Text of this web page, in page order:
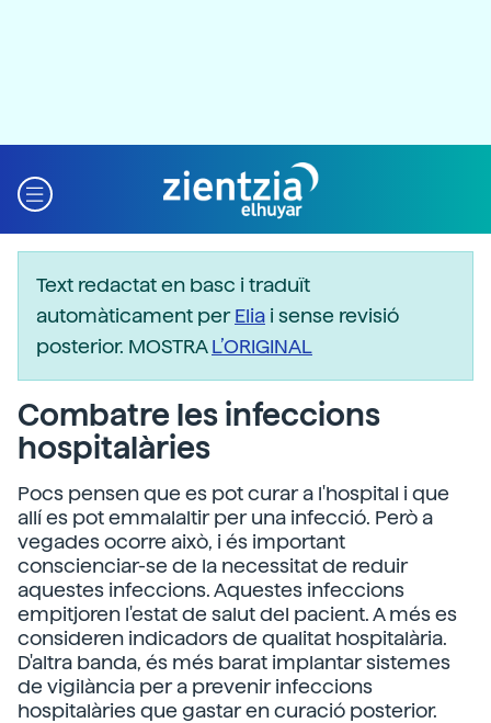
Text redactat en basc i traduït
automàticament perElia i sense revisió
posterior. MOSTRAL’ORIGINAL
Combatre les infeccions
hospitalàries
Pocs pensen que es pot curar a l'hospital i que
allí es pot emmalaltir per una infecció. Però a
vegades ocorre això, i és important
conscienciar-se de la necessitat de reduir
aquestes infeccions. Aquestes infeccions
empitjoren l'estat de salut del pacient. A més es
consideren indicadors de qualitat hospitalària.
D'altra banda, és més barat implantar sistemes
de vigilància per a prevenir infeccions
hospitalàries que gastar en curació posterior.